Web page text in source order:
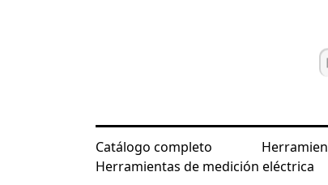
Catálogo completo
Herramientas de medición eléctrica
Inicio Catálogo